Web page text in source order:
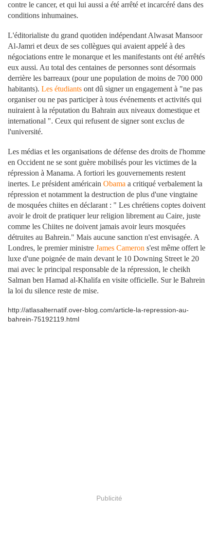
contre le cancer, et qui lui aussi a été arrêté et incarcéré dans des
conditions inhumaines.
L'éditorialiste du grand quotiden indépendant Alwasat Mansoor
Al-Jamri et deux de ses collègues qui avaient appelé à des
négociations entre le monarque et les manifestants ont été arrêtés
eux aussi. Au total des centaines de personnes sont désormais
derrière les barreaux (pour une population de moins de 700 000
habitants). Les étudiants ont dû signer un engagement à "ne pas
organiser ou ne pas participer à tous événements et activités qui
nuiraient à la réputation du Bahrain aux niveaux domestique et
international ". Ceux qui refusent de signer sont exclus de
l'université.
Les médias et les organisations de défense des droits de l'homme
en Occident ne se sont guère mobilisés pour les victimes de la
répression à Manama. A fortiori les gouvernements restent
inertes. Le président américain Obama a critiqué verbalement la
répression et notamment la destruction de plus d'une vingtaine
de mosquées chiites en déclarant : " Les chrétiens coptes doivent
avoir le droit de pratiquer leur religion librement au Caire, juste
comme les Chiites ne doivent jamais avoir leurs mosquées
détruites au Bahrein." Mais aucune sanction n'est envisagée. A
Londres, le premier ministre James Cameron s'est même offert le
luxe d'une poignée de main devant le 10 Downing Street le 20
mai avec le principal responsable de la répression, le cheikh
Salman ben Hamad al-Khalifa en visite officielle. Sur le Bahrein
la loi du silence reste de mise.
http://atlasalternatif.over-blog.com/article-la-repression-au-
bahrein-75192119.html
Publicité